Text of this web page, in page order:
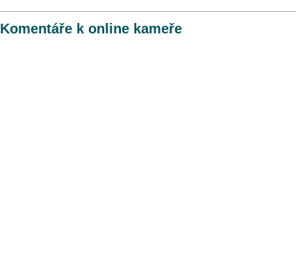
Komentáře k online kameře